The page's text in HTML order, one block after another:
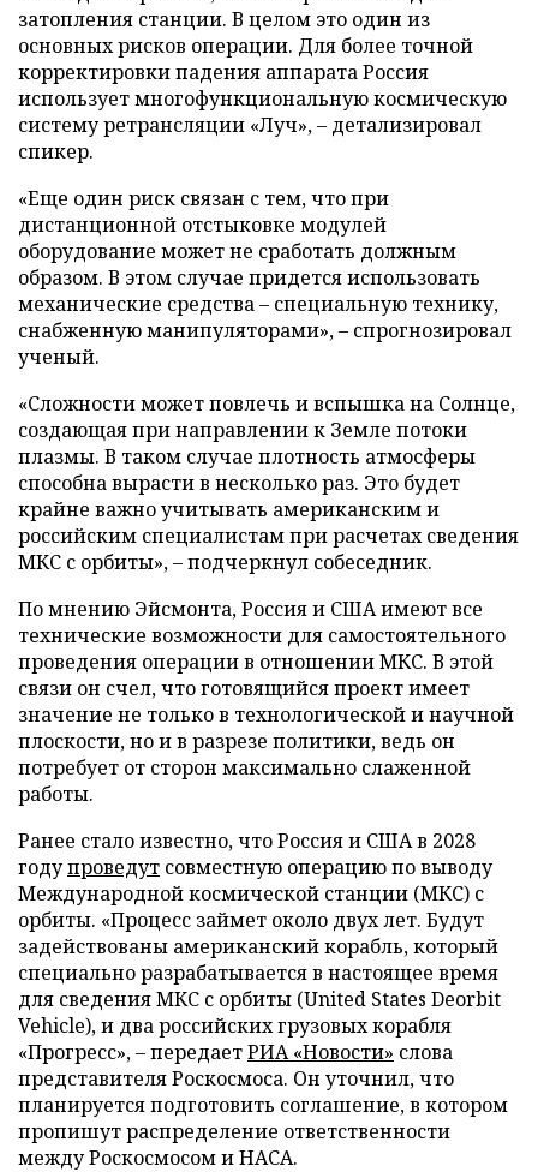
затопления станции. В целом это один из
основных рисков операции. Для более точной
корректировки падения аппарата Россия
использует многофункциональную космическую
систему ретрансляции «Луч», – детализировал
спикер.
«Еще один риск связан с тем, что при
дистанционной отстыковке модулей
оборудование может не сработать должным
образом. В этом случае придется использовать
механические средства – специальную технику,
снабженную манипуляторами», – спрогнозировал
ученый.
«Сложности может повлечь и вспышка на Солнце,
создающая при направлении к Земле потоки
плазмы. В таком случае плотность атмосферы
способна вырасти в несколько раз. Это будет
крайне важно учитывать американским и
российским специалистам при расчетах сведения
МКС с орбиты», – подчеркнул собеседник.
По мнению Эйсмонта, Россия и США имеют все
технические возможности для самостоятельного
проведения операции в отношении МКС. В этой
связи он счел, что готовящийся проект имеет
значение не только в технологической и научной
плоскости, но и в разрезе политики, ведь он
потребует от сторон максимально слаженной
работы.
Ранее стало известно, что Россия и США в 2028
годупроведут совместную операцию по выводу
Международной космической станции (МКС) с
орбиты. «Процесс займет около двух лет. Будут
задействованы американский корабль, который
специально разрабатывается в настоящее время
для сведения МКС с орбиты (United States Deorbit
Vehicle), и два российских грузовых корабля
«Прогресс», – передаетРИА «Новости» слова
представителя Роскосмоса. Он уточнил, что
планируется подготовить соглашение, в котором
пропишут распределение ответственности
между Роскосмосом и НАСА.